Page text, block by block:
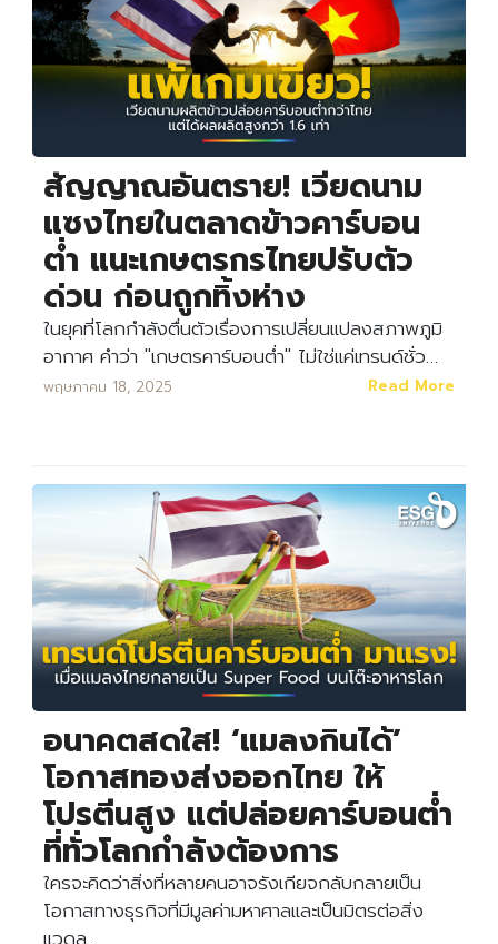
สัญญาณอันตราย! เวียดนาม
แซงไทยในตลาดข้าวคาร์บอน
ต่ำ แนะเกษตรกรไทยปรับตัว
ด่วน ก่อนถูกทิ้งห่าง
ในยุคที่โลกกำลังตื่นตัวเรื่องการเปลี่ยนแปลงสภาพภูมิ
อากาศ คำว่า "เกษตรคาร์บอนต่ำ" ไม่ใช่แค่เทรนด์ชั่ว…
พฤษภาคม 18, 2025 Read More
อนาคตสดใส! ‘แมลงกินได้’
โอกาสทองส่งออกไทย ให้
โปรตีนสูง แต่ปล่อยคาร์บอนต่ำ
ที่ทั่วโลกกำลังต้องการ
ใครจะคิดว่าสิ่งที่หลายคนอาจรังเกียจกลับกลายเป็น
โอกาสทางธุรกิจที่มีมูลค่ามหาศาลและเป็นมิตรต่อสิ่ง